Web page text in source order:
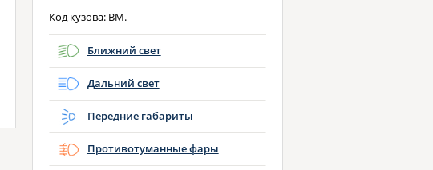
Код кузова: BM.
Ближний свет
Дальний свет
Передние габариты
Противотуманные фары